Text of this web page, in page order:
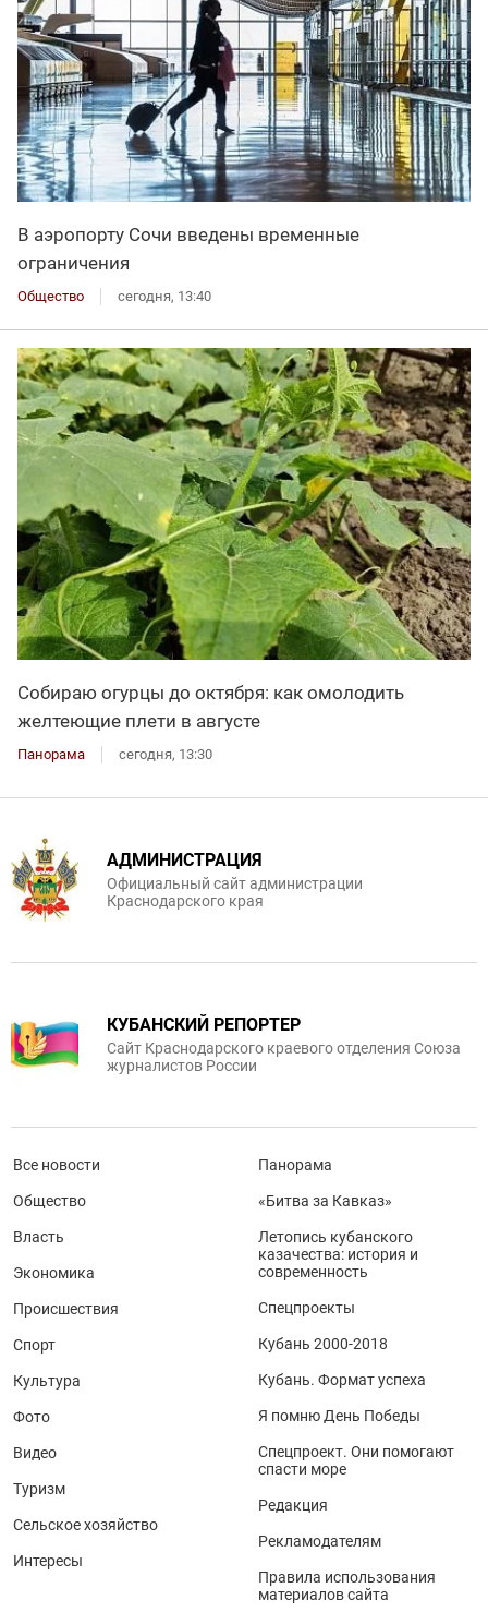
В аэропорту Сочи введены временные
ограничения
Общество сегодня, 13:40
Собираю огурцы до октября: как омолодить
желтеющие плети в августе
Панорама сегодня, 13:30
АДМИНИСТРАЦИЯ
Официальный сайт администрации
Краснодарского края
КУБАНСКИЙ РЕПОРТЕР
Сайт Краснодарского краевого отделения Союза
журналистов России
Все новости
Общество
Власть
Экономика
Происшествия
Спорт
Культура
Фото
Видео
Туризм
Сельское хозяйство
Интересы
Панорама
«Битва за Кавказ»
Летопись кубанского
казачества: история и
современность
Спецпроекты
Кубань 2000-2018
Кубань. Формат успеха
Я помню День Победы
Спецпроект. Они помогают
спасти море
Редакция
Рекламодателям
Правила использования
материалов сайта